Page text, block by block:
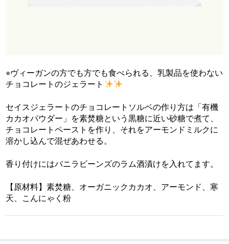
⭐︎ヴィーガンの方でも方でも食べられる、乳製品を使わない
チョコレートのジェラート
セイスジェラートのチョコレートソルベの作り方は「有機
カカオパウダー」を素焚糖という黒糖に近い砂糖で煮て、
チョコレートペーストを作り、それをアーモンドミルクに
溶かし込んで混ぜあわせる。
香り付けにはバニラビーンズのラム酒漬けを入れてます。
【原材料】素焚糖、オーガニックカカオ、アーモンド、寒
天、こんにゃく粉